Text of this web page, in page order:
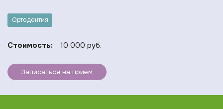
Ортодонтия
Стоимость: 10 000 руб.
Записаться на прием